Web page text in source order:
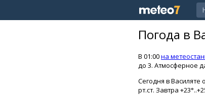
Погода в
В 01:00на
до 3. Атмосферное
Сегодня в Василяте
рт.ст. Завтра